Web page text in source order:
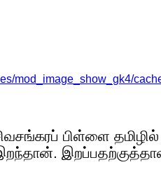
mod_image_show_gk4/
பிள்ளை தமிழில் :